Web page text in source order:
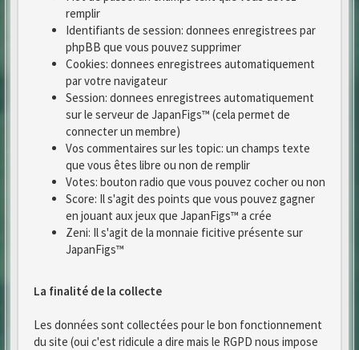
remplir
Identifiants de session: donnees enregistrees par
phpBB que vous pouvez supprimer
Cookies: donnees enregistrees automatiquement
par votre navigateur
Session: donnees enregistrees automatiquement
sur le serveur de JapanFigs™ (cela permet de
connecter un membre)
Vos commentaires sur les topic: un champs texte
que vous êtes libre ou non de remplir
Votes: bouton radio que vous pouvez cocher ou non
Score: Il s'agit des points que vous pouvez gagner
en jouant aux jeux que JapanFigs™ a crée
Zeni: Il s'agit de la monnaie ficitive présente sur
JapanFigs™
La finalité de la collecte
Les données sont collectées pour le bon fonctionnement
du site (oui c'est ridicule a dire mais le RGPD nous impose